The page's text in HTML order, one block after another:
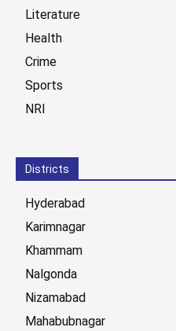
Literature
Health
Crime
Sports
NRI
Districts
Hyderabad
Karimnagar
Khammam
Nalgonda
Nizamabad
Mahabubnagar